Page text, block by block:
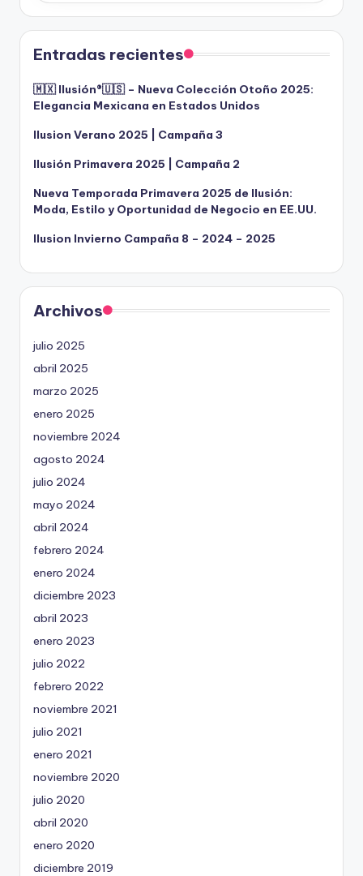
Entradas recientes
🇲🇽 Ilusión®️🇺🇸 – Nueva Colección Otoño 2025:
Elegancia Mexicana en Estados Unidos
Ilusion Verano 2025 | Campaña 3
Ilusión Primavera 2025 | Campaña 2
Nueva Temporada Primavera 2025 de Ilusión:
Moda, Estilo y Oportunidad de Negocio en EE.UU.
Ilusion Invierno Campaña 8 – 2024 – 2025
Archivos
julio 2025
abril 2025
marzo 2025
enero 2025
noviembre 2024
agosto 2024
julio 2024
mayo 2024
abril 2024
febrero 2024
enero 2024
diciembre 2023
abril 2023
enero 2023
julio 2022
febrero 2022
noviembre 2021
julio 2021
enero 2021
noviembre 2020
julio 2020
abril 2020
enero 2020
diciembre 2019